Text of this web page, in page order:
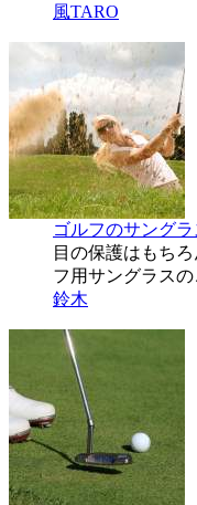
風TARO
ゴルフのサング
目の保護はもち
フ用サングラス
鈴木